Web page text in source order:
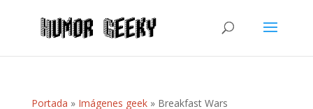
Portada » Imágenes geek» Breakfast Wars